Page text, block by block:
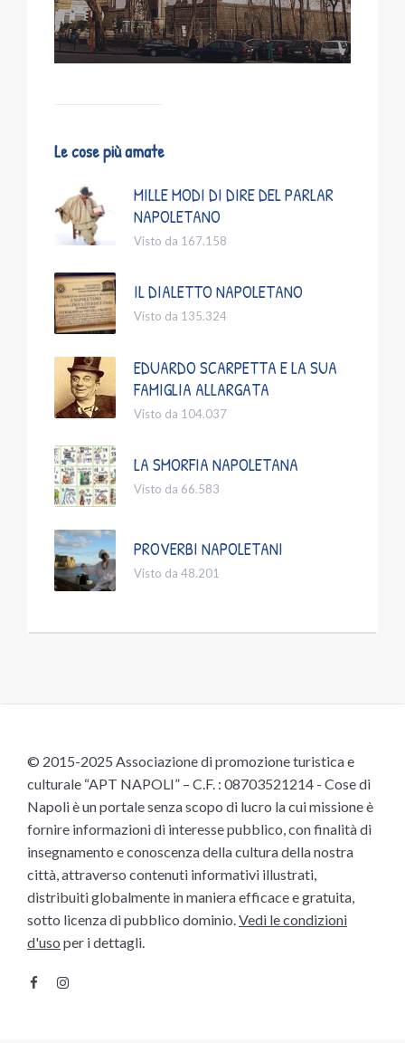
Le cose più amate
MILLE MODI DI DIRE DEL PARLAR
NAPOLETANO
Visto da 167.158
IL DIALETTO NAPOLETANO
Visto da 135.324
EDUARDO SCARPETTA E LA SUA
FAMIGLIA ALLARGATA
Visto da 104.037
LA SMORFIA NAPOLETANA
Visto da 66.583
PROVERBI NAPOLETANI
Visto da 48.201
© 2015-2025 Associazione di promozione turistica e
culturale “APT NAPOLI” – C.F. : 08703521214 - Cose di
Napoli è un portale senza scopo di lucro la cui missione è
fornire informazioni di interesse pubblico, con finalità di
insegnamento e conoscenza della cultura della nostra
città, attraverso contenuti informativi illustrati,
distribuiti globalmente in maniera efficace e gratuita,
sotto licenza di pubblico dominio.Vedi le condizioni
d'uso per i dettagli.